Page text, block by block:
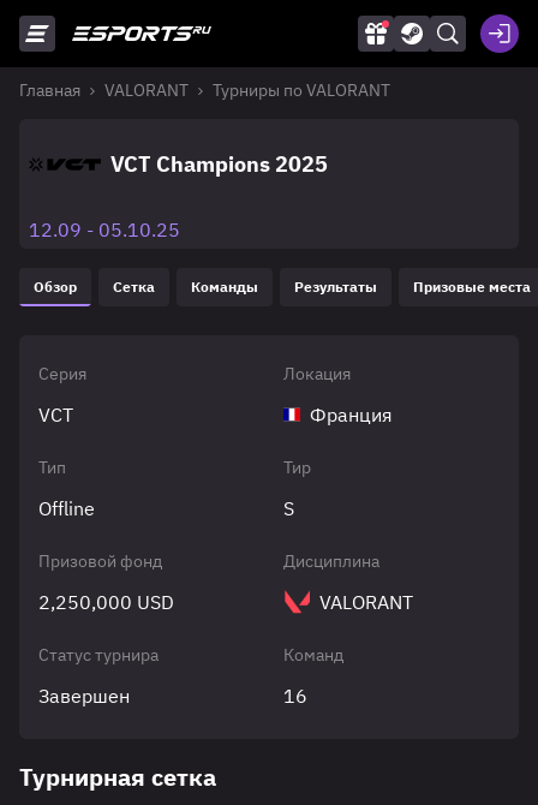
Главная VALORANT Турниры по VALORANT
VCT Champions 2025
12.09 - 05.10.25
Обзор Сетка Команды Результаты Призовые места
Серия
VCT
Локация
Франция
Тип
Offline
Тир
S
Призовой фонд
2,250,000 USD
Дисциплина
VALORANT
Статус турнира
Завершен
Команд
16
Турнирная сетка